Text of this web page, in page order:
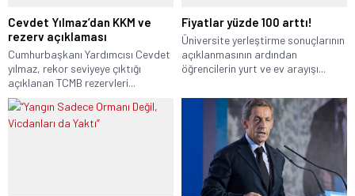
Cevdet Yılmaz’dan KKM ve
rezerv açıklaması
Cumhurbaşkanı Yardımcısı Cevdet
yılmaz, rekor seviyeye çıktığı
açıklanan TCMB rezervleri...
Fiyatlar yüzde 100 arttı!
Üniversite yerleştirme sonuçlarının
açıklanmasının ardından
öğrencilerin yurt ve ev arayışı...